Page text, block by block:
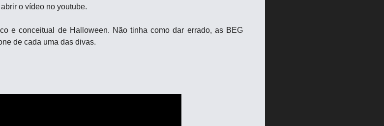
o vídeo no youtube.
e conceitual de Halloween. Não tinha como dar errado, as BEG
de cada uma das divas.